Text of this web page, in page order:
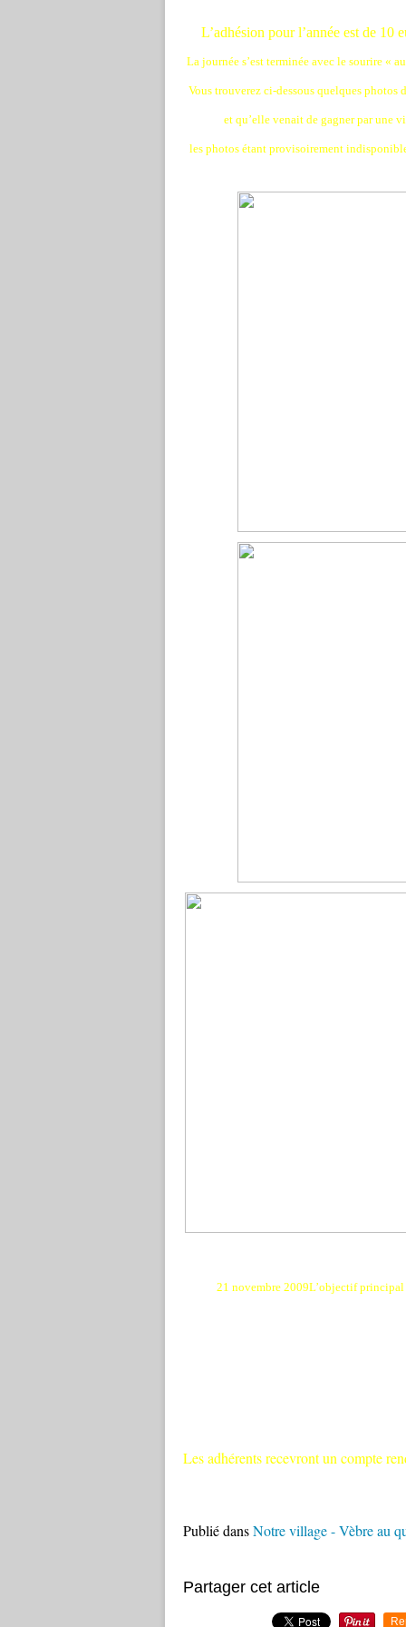
L’adhésion pour l’année est de 10
La journée s’est terminée avec le sourire «
Vous trouverez ci-dessous quelques photos
et qu’elle venait de gagner par
les photos étant provisoirement
21 novembre 2009L’objectif principal
Les adhérents recevront un compte
Publié dansNotre village - Vèbre au
Partager cet article